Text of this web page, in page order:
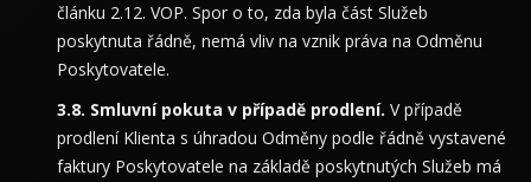
článku 2.12. VOP. Spor o to, zda byla část Služeb
poskytnuta řádně, nemá vliv na vznik práva na Odměnu
Poskytovatele.
Smluvní pokuta v případě prodlení. V případě
prodlení Klienta s úhradou Odměny podle řádně vystavené
faktury Poskytovatele na základě poskytnutých Služeb má